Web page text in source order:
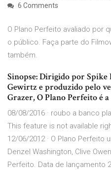
6 Comments
O Plano Perfeito avaliado por
o público. Faça parte do
também.
Sinopse: Dirigido por Spike
Gewirtz e produzido pelo
Grazer, O Plano Perfeito é
08/08/2016 · roubo a banco
This feature is not available
12/06/2012 · O Plano Perfeito
Denzel Washington, Clive
Perfeito. Data de lançamento